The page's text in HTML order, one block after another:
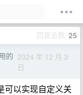
回复总数 25
的 2024 年 12 月 3
日
可以实现自定义关